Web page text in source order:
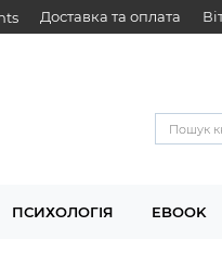
Доставка та оплата
ПСИХОЛОГІЯ EBOOK